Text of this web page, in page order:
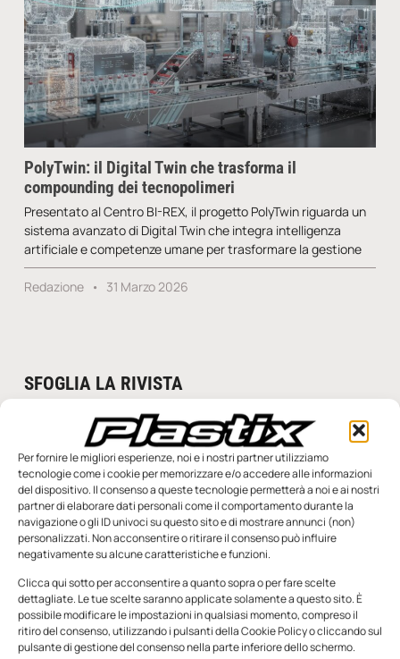
Per fornire le migliori esperienze, noi e i nostri partner utilizziamo
tecnologie come i cookie per memorizzare e/o accedere alle informazioni
del dispositivo. Il consenso a queste tecnologie permetterà a noi e ai nostri
partner di elaborare dati personali come il comportamento durante la
navigazione o gli ID univoci su questo sito e di mostrare annunci (non)
personalizzati. Non acconsentire o ritirare il consenso può influire
negativamente su alcune caratteristiche e funzioni.
Clicca qui sotto per acconsentire a quanto sopra o per fare scelte
dettagliate. Le tue scelte saranno applicate solamente a questo sito. È
possibile modificare le impostazioni in qualsiasi momento, compreso il
ritiro del consenso, utilizzando i pulsanti della Cookie Policy o cliccando sul
pulsante di gestione del consenso nella parte inferiore dello schermo.
PolyTwin: il Digital Twin che trasforma il
compounding dei tecnopolimeri
Presentato al Centro BI-REX, il progetto PolyTwin riguarda un
sistema avanzato di Digital Twin che integra intelligenza
artificiale e competenze umane per trasformare la gestione
Redazione 31 Marzo 2026
SFOGLIA LA RIVISTA
n.5 - Giugno 2026 n.4 - Maggio 2026
Edicola Web
Notizie da Meccanicanews